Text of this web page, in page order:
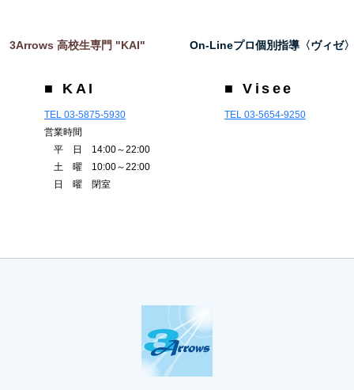
3Arrows 高校生専門 "KAI"
■ KAI
TEL 03-5875-5930
営業時間
平 日 14:00～22:00
土 曜 10:00～22:00
日 曜 閉室
On-Lineプロ個別指導〈ヴィゼ〉
■ Visee
TEL 03-5654-9250